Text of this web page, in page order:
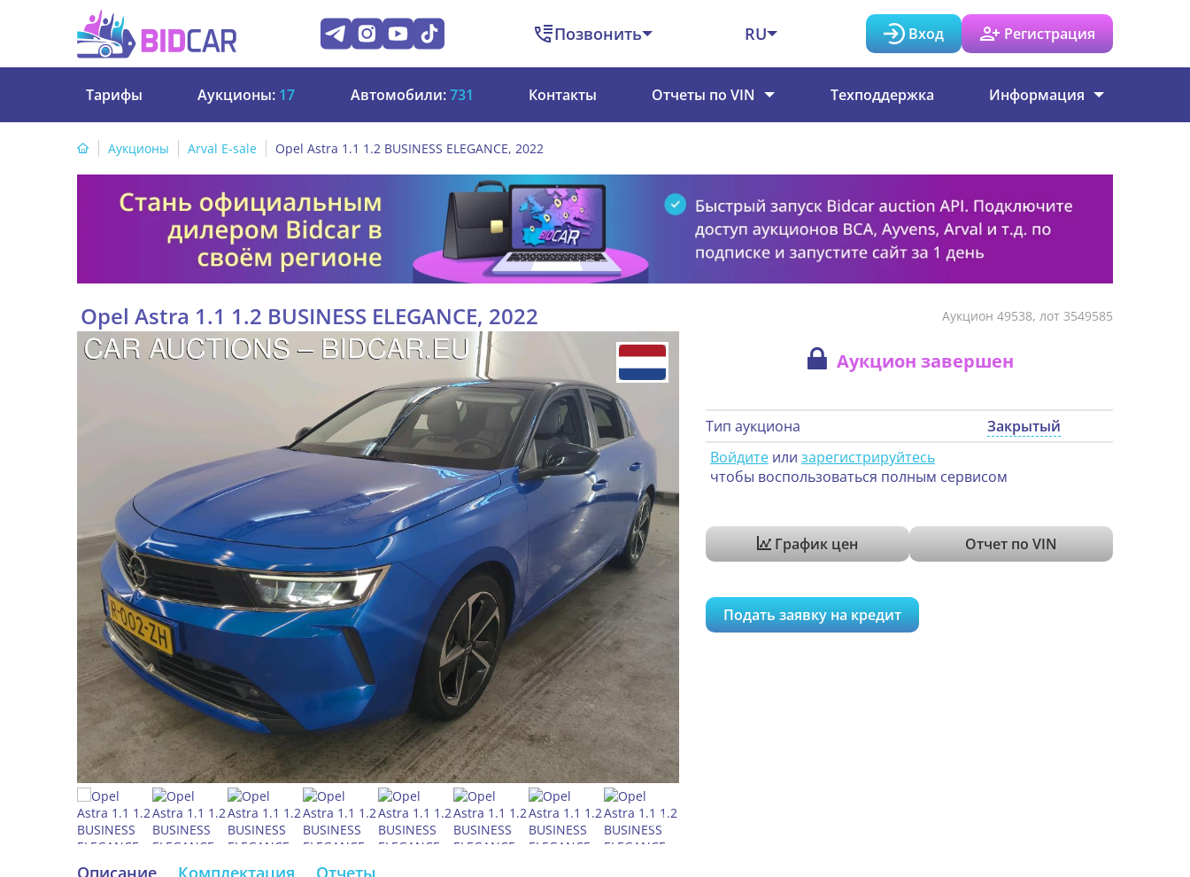
Позвонить RU Вход Регистрация
Тарифы Аукционы: 17 Автомобили:731 Контакты Отчеты по VIN Техподдержка Информация
Аукционы Arval E-sale Opel Astra 1.1 1.2 BUSINESS ELEGANCE, 2022
Аукцион 49538, лот 3549585
Opel Astra 1.1 1.2 BUSINESS ELEGANCE, 2022
Аукцион завершен
Тип аукциона
Закрытый
Войдите или зарегистрируйтесь
чтобы воспользоваться полным сервисом
График цен Отчет по VIN
Подать заявку на кредит
Описание Комплектация Отчеты